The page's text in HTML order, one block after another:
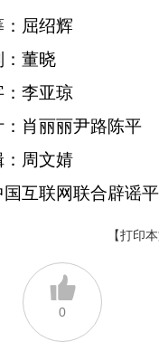
屈绍辉
董晓
李亚琼
肖丽丽尹路陈平
周文婧
国互联网联合辟谣
【打印本
0